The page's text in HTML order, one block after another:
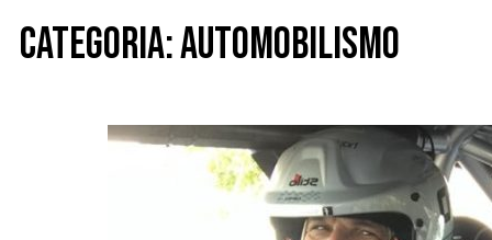
Categoria: Automobilismo